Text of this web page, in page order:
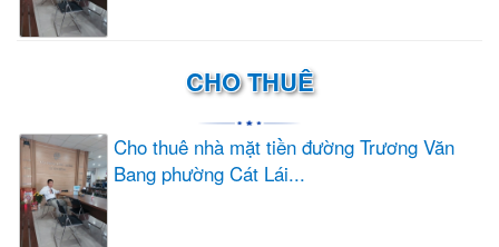
CHO THUÊ
Cho thuê nhà mặt tiền đường Trương Văn
Bang phường Cát Lái...